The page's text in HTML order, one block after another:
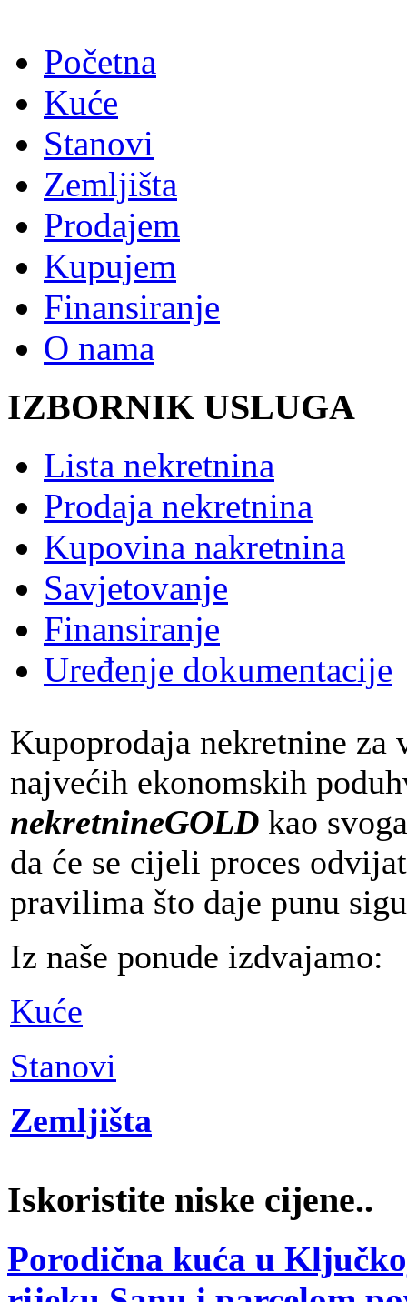
Početna
Kuće
Stanovi
Zemljišta
Prodajem
Kupujem
Finansiranje
O nama
IZBORNIK USLUGA
Lista nekretnina
Prodaja nekretnina
Kupovina nakretnina
Savjetovanje
Finansiranje
Uređenje dokumentacije
Kupoprodaja nekretnine za
najvećih ekonomskih
nekretnineGOLD kao
da će se cijeli proces
pravilima što daje punu
Iz naše ponude izdvajamo:
Kuće
Stanovi
Zemljišta
Iskoristite niske cijene..
Porodična kuća u